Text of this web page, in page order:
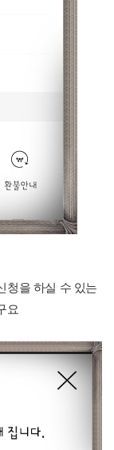
청을 하실 수 있는
요